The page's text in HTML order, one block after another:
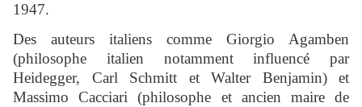
1947.
Des auteurs italiens comme Giorgio Agamben
(philosophe italien notamment influencé par
Heidegger, Carl Schmitt et Walter Benjamin) et
Massimo Cacciari (philosophe et ancien maire de